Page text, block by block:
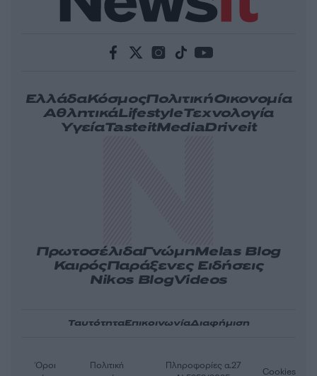
ΕλλάδαΚόσμοςΠολιτικήΟικονομία
ΑθλητικάLifestyleΤεχνολογία
ΥγείαTasteitMediaDriveit
ΠρωτοσέλιδαΓνώμηMelas Blog
ΚαιρόςΠαράξενες Ειδήσεις
Nikos BlogVideos
ΤαυτότηταΕπικοινωνίαΔιαφήμιση
Όροι
Πολιτική
Πληροφορίες α.27
Cookies